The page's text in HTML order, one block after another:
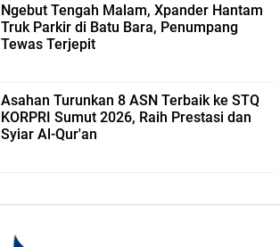
Ngebut Tengah Malam, Xpander Hantam
Truk Parkir di Batu Bara, Penumpang
Tewas Terjepit
Asahan Turunkan 8 ASN Terbaik ke STQ
KORPRI Sumut 2026, Raih Prestasi dan
Syiar Al-Qur'an